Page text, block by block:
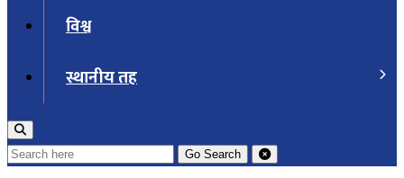
विश्व
स्थानीय तह
Go Search